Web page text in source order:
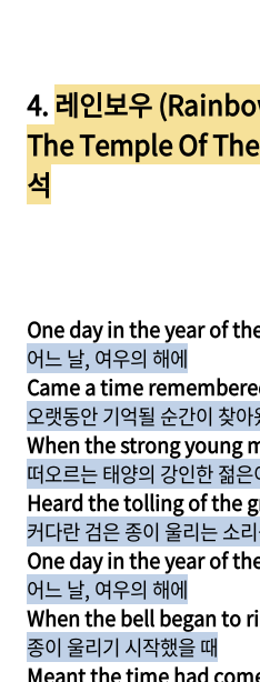
4. 레인보우
The Temple Of
석
One day in the year of
어느 날, 여우의 해에
Came a time
오랫동안 기억될 순간이 찾아
When the strong young
떠오르는 태양의 강인한 젊은
Heard the tolling of the
커다란 검은 종이 울리는 소
One day in the year of
어느 날, 여우의 해에
When the bell began to
종이 울리기 시작했을 때
Meant the time had